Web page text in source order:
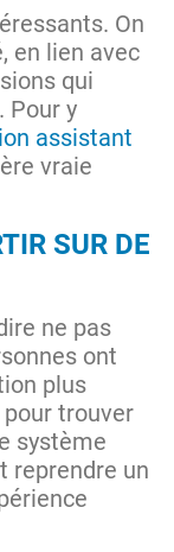
On
en lien avec
qui
Pour y
assistant
vraie
SUR DE
ne pas
ont
plus
trouver
système
reprendre un